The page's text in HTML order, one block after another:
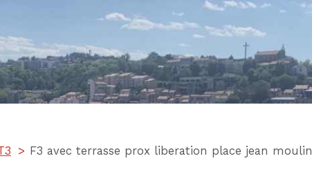
F3 avec terrasse prox liberation place jean moulin